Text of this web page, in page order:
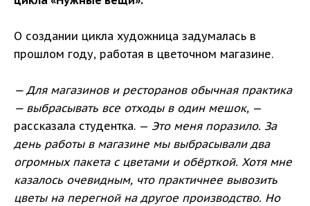
О создании цикла художница задумалась в
прошлом году, работая в цветочном магазине.
— Для магазинов и ресторанов обычная практика
— выбрасывать все отходы в один мешок, —
рассказала студентка. — Это меня поразило. За
день работы в магазине мы выбрасывали два
огромных пакета с цветами и обёрткой. Хотя мне
казалось очевидным, что практичнее вывозить
цветы на перегной на другое производство. Но